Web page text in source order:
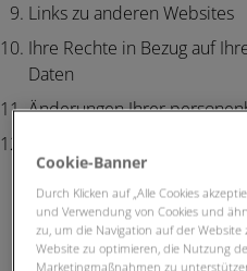
Links zu anderen Websites
Ihre Rechte in Bezug auf
Daten
Änderungen Ihrer
1. Wer wir sind
Cookie-Banner
Durch Klicken auf „Alle Cookies
und Verwendung von Cookies und
zu, um die Navigation auf der
Website zu optimieren, die Nutzung
Marketingmaßnahmen zu